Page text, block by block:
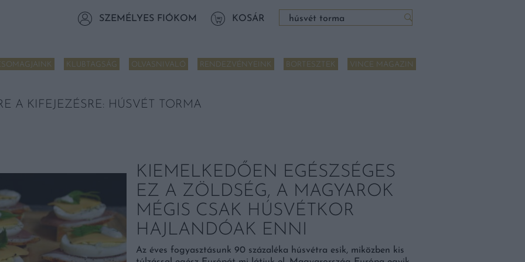
SZEMÉLYES FIÓKOM KOSÁR Keresés:
KLUBTAGSÁG OLVASNIVALÓ RENDEZVÉNYEINK BORTESZTEK VINCE MAGAZIN
A KIFEJEZÉSRE: HÚSVÉT TORMA
KIEMELKEDŐEN EGÉSZSÉGES
EZ A ZÖLDSÉG, A MAGYAROK
MÉGIS CSAK HÚSVÉTKOR
HAJLANDÓAK ENNI
Az éves fogyasztásunk 90 százaléka húsvétra esik, miközben kis